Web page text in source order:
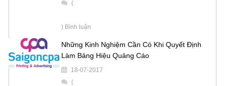
(
) Bình luận
Những Kinh Nghiệm Cần Có Khi Quyết Định
Làm Bảng Hiệu Quảng Cáo
18-07-2017
(